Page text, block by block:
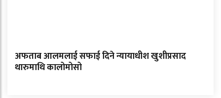
अफताब आलमलाई सफाई दिने न्यायाधीश खुशीप्रसाद
थारुमाथि कालोमोसो